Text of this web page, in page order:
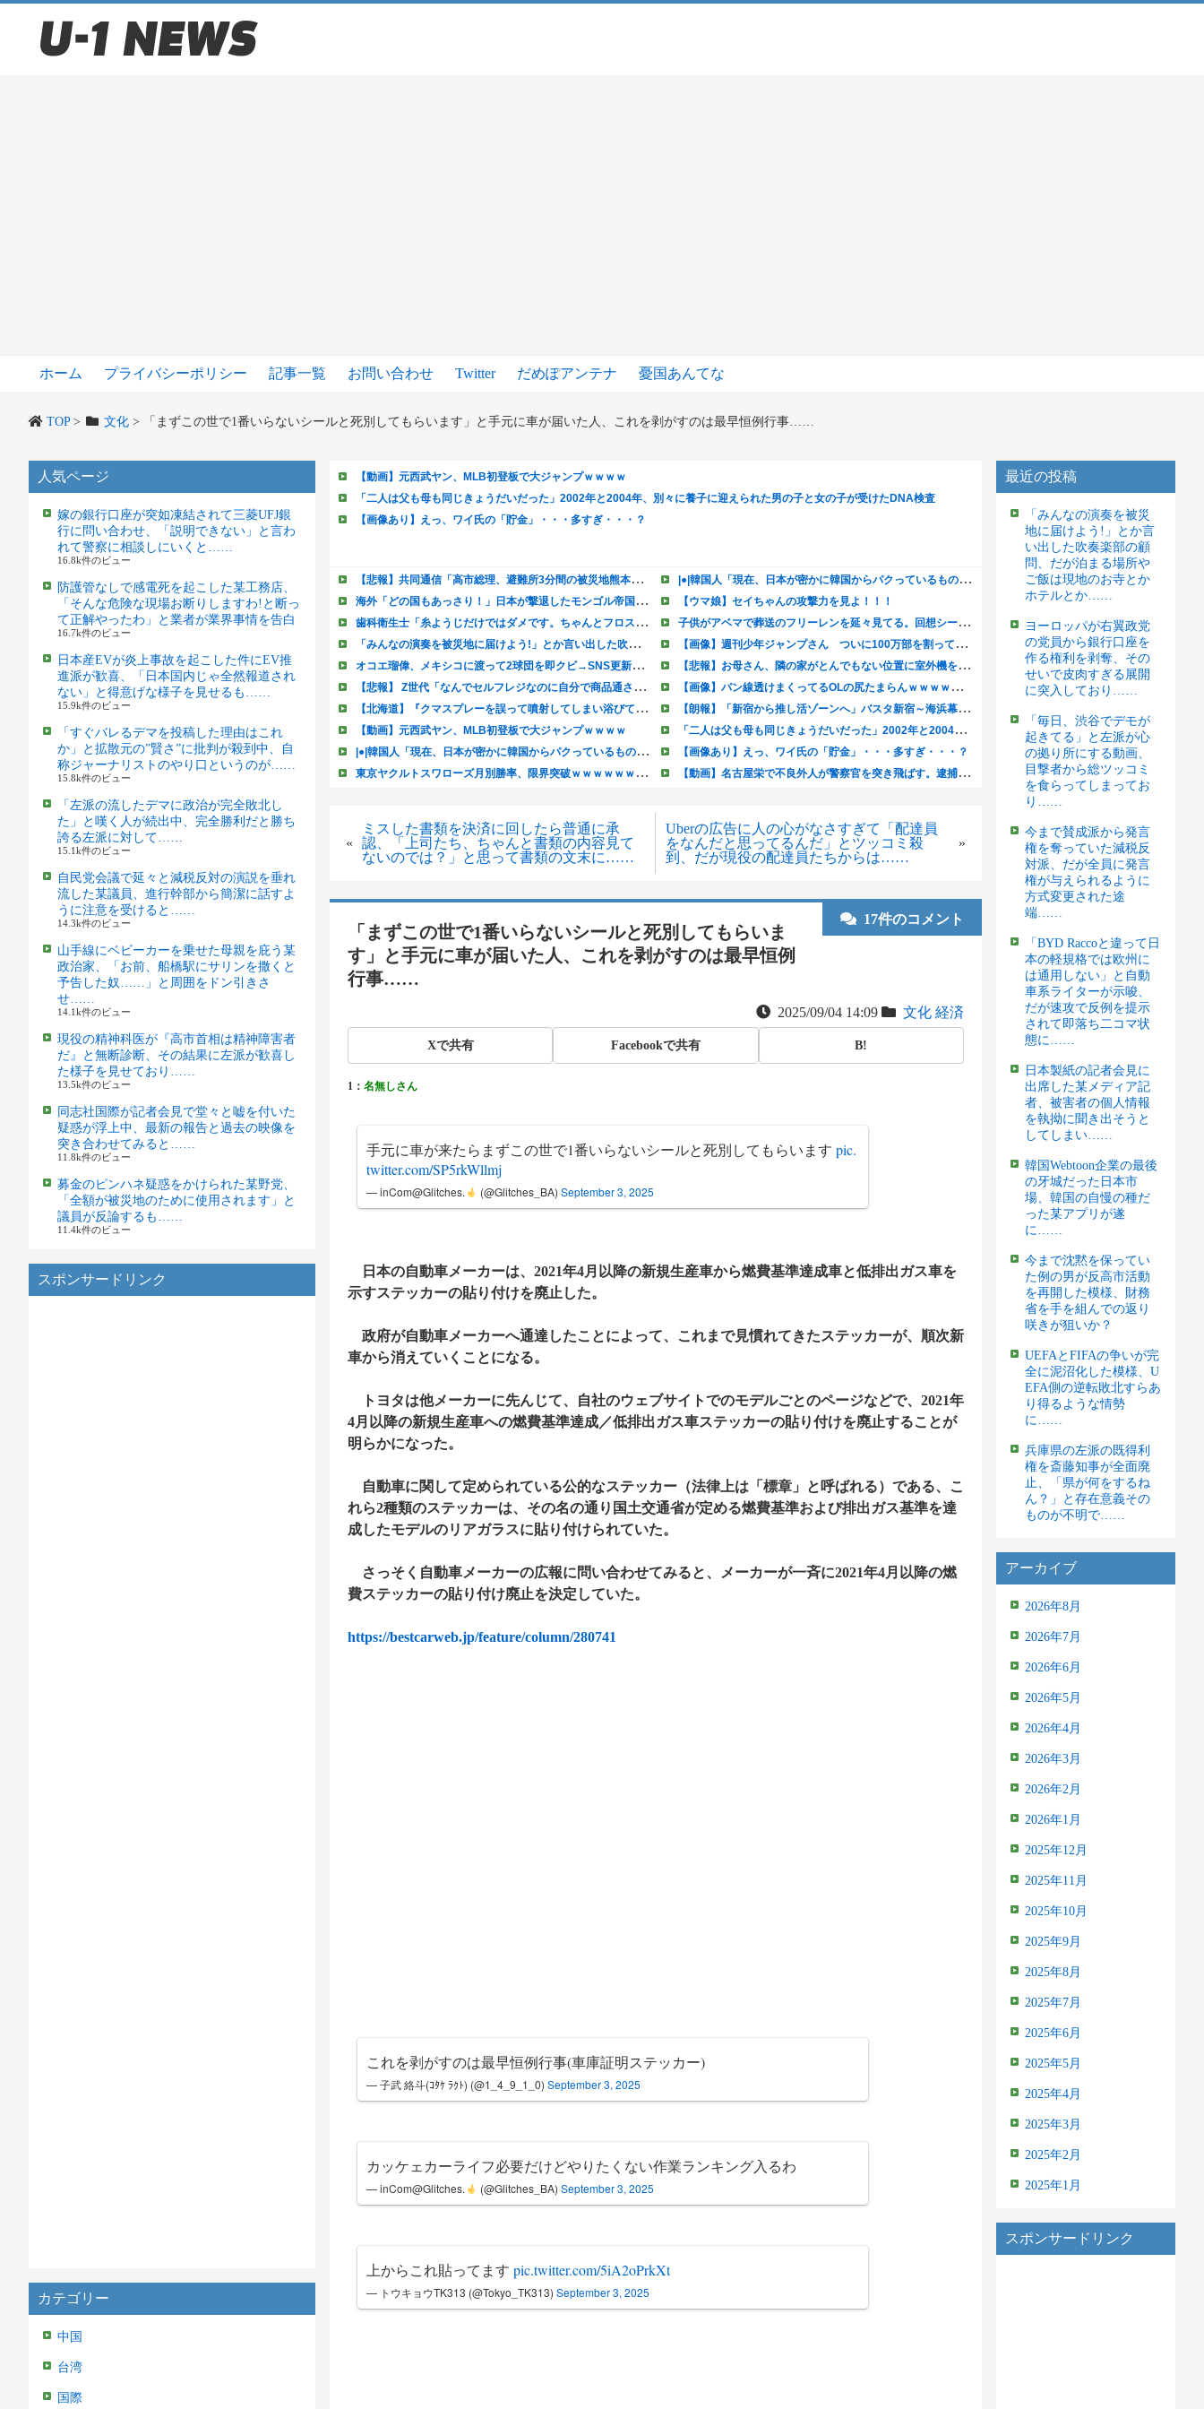
ホーム プライバシーポリシー 記事一覧 お問い合わせ Twitter だめぽアンテナ 憂国あんてな
TOP> 文化> 「まずこの世で1番いらないシールと死別してもらいます」と手元に車が届いた人、これを剥がすのは最早恒例行事……
人気ページ
嫁の銀行口座が突如凍結されて三菱UFJ銀
行に問い合わせ、「説明できない」と言わ
れて警察に相談しにいくと……
16.8k件のビュー
防護管なしで感電死を起こした某工務店、
「そんな危険な現場お断りしますわ!と断っ
て正解やったわ」と業者が業界事情を告白
16.7k件のビュー
日本産EVが炎上事故を起こした件にEV推
進派が歓喜、「日本国内じゃ全然報道され
ない」と得意げな様子を見せるも……
15.9k件のビュー
「すぐバレるデマを投稿した理由はこれ
か」と拡散元の”賢さ”に批判が殺到中、自
称ジャーナリストのやり口というのが……
15.8k件のビュー
「左派の流したデマに政治が完全敗北し
た」と嘆く人が続出中、完全勝利だと勝ち
誇る左派に対して……
15.1k件のビュー
自民党会議で延々と減税反対の演説を垂れ
流した某議員、進行幹部から簡潔に話すよ
うに注意を受けると……
14.3k件のビュー
山手線にベビーカーを乗せた母親を庇う某
政治家、「お前、船橋駅にサリンを撒くと
予告した奴……」と周囲をドン引きさ
せ……
14.1k件のビュー
現役の精神科医が『高市首相は精神障害者
だ』と無断診断、その結果に左派が歓喜し
た様子を見せており……
13.5k件のビュー
同志社国際が記者会見で堂々と嘘を付いた
疑惑が浮上中、最新の報告と過去の映像を
突き合わせてみると……
11.8k件のビュー
募金のピンハネ疑惑をかけられた某野党、
「全額が被災地のために使用されます」と
議員が反論するも……
11.4k件のビュー
スポンサードリンク
カテゴリー
中国
台湾
国際
«
ミスした書類を決済に回したら普通に承
認、「上司たち、ちゃんと書類の内容見て
ないのでは？」と思って書類の文末に……
Uberの広告に人の心がなさすぎて「配達員
をなんだと思ってるんだ」とツッコミ殺
到、だが現役の配達員たちからは……
»
17件のコメント
「まずこの世で1番いらないシールと死別してもらいま
す」と手元に車が届いた人、これを剥がすのは最早恒例
行事……
2025/09/04 14:09 文化 経済
Xで共有 Facebookで共有 B!
1： 名無しさん
手元に車が来たらまずこの世で1番いらないシールと死別してもらいます pic.
twitter.com/SP5rkWllmj
— inCom@Glitches. (@Glitches_BA) September 3, 2025
日本の自動車メーカーは、2021年4月以降の新規生産車から燃費基準達成車と低排出ガス車を
示すステッカーの貼り付けを廃止した。
政府が自動車メーカーへ通達したことによって、これまで見慣れてきたステッカーが、順次新
車から消えていくことになる。
トヨタは他メーカーに先んじて、自社のウェブサイトでのモデルごとのページなどで、2021年
4月以降の新規生産車への燃費基準達成／低排出ガス車ステッカーの貼り付けを廃止することが
明らかになった。
自動車に関して定められている公的なステッカー（法律上は「標章」と呼ばれる）である、こ
れら2種類のステッカーは、その名の通り国土交通省が定める燃費基準および排出ガス基準を達
成したモデルのリアガラスに貼り付けられていた。
さっそく自動車メーカーの広報に問い合わせてみると、メーカーが一斉に2021年4月以降の燃
費ステッカーの貼り付け廃止を決定していた。
https://bestcarweb.jp/feature/column/280741
これを剥がすのは最早恒例行事(車庫証明ステッカー)
— 子武 絡斗(ｺﾀｹ ﾗｸﾄ) (@1_4_9_1_0) September 3, 2025
カッケェカーライフ必要だけどやりたくない作業ランキング入るわ
— inCom@Glitches. (@Glitches_BA) September 3, 2025
上からこれ貼ってます pic.twitter.com/5iA2oPrkXt
— トウキョウTK313 (@Tokyo_TK313) September 3, 2025
最近の投稿
「みんなの演奏を被災
地に届けよう!」とか言
い出した吹奏楽部の顧
問、だが泊まる場所や
ご飯は現地のお寺とか
ホテルとか……
ヨーロッパが右翼政党
の党員から銀行口座を
作る権利を剥奪、その
せいで皮肉すぎる展開
に突入しており……
「毎日、渋谷でデモが
起きてる」と左派が心
の拠り所にする動画、
目撃者から総ツッコミ
を食らってしまってお
り……
今まで賛成派から発言
権を奪っていた減税反
対派、だが全員に発言
権が与えられるように
方式変更された途
端……
「BYD Raccoと違って日
本の軽規格では欧州に
は通用しない」と自動
車系ライターが示唆、
だが速攻で反例を提示
されて即落ち二コマ状
態に……
日本製紙の記者会見に
出席した某メディア記
者、被害者の個人情報
を執拗に聞き出そうと
してしまい……
韓国Webtoon企業の最後
の牙城だった日本市
場、韓国の自慢の種だ
った某アプリが遂
に……
今まで沈黙を保ってい
た例の男が反高市活動
を再開した模様、財務
省を手を組んでの返り
咲きが狙いか？
UEFAとFIFAの争いが完
全に泥沼化した模様、U
EFA側の逆転敗北すらあ
り得るような情勢
に……
兵庫県の左派の既得利
権を斎藤知事が全面廃
止、「県が何をするね
ん？」と存在意義その
ものが不明で……
アーカイブ
2026年8月
2026年7月
2026年6月
2026年5月
2026年4月
2026年3月
2026年2月
2026年1月
2025年12月
2025年11月
2025年10月
2025年9月
2025年8月
2025年7月
2025年6月
2025年5月
2025年4月
2025年3月
2025年2月
2025年1月
スポンサードリンク